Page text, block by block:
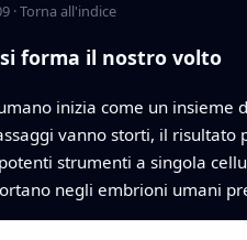
·Torna all'indice
si forma il nostro volto
inizia come un insieme
vanno storti, il risultato
strumenti a singola
negli embrioni umani